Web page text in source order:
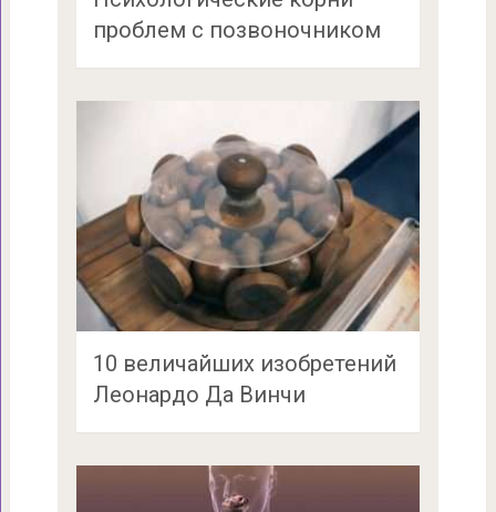
проблем с позвоночником
10 величайших изобретений
Леонардо Да Винчи